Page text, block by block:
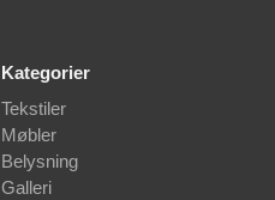
Kategorier
Tekstiler
Møbler
Belysning
Galleri